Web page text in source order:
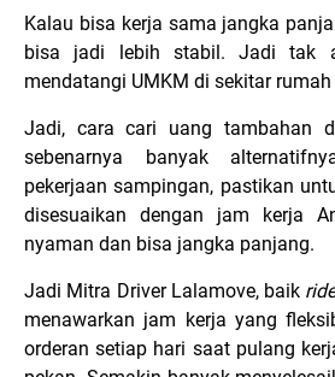
Kalau bisa kerja sama jangka
bisa jadi lebih stabil. Jadi tak
mendatangi UMKM di sekitar rumah
Jadi, cara cari uang tambahan
sebenarnya banyak
pekerjaan sampingan, pastikan
disesuaikan dengan jam kerja
nyaman dan bisa jangka panjang.
Jadi Mitra Driver Lalamove, baik
menawarkan jam kerja yang
orderan setiap hari saat pulang